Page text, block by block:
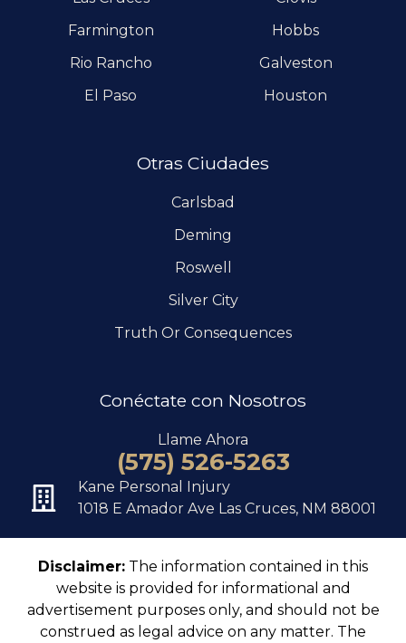
Farmington
Hobbs
Rio Rancho
Galveston
El Paso
Houston
Otras Ciudades
Carlsbad
Deming
Roswell
Silver City
Truth Or Consequences
Conéctate con Nosotros
Llame Ahora
(575) 526-5263
Kane Personal Injury
1018 E Amador Ave Las Cruces, NM 88001
Disclaimer: The information contained in this
website is provided for informational and
advertisement purposes only, and should not be
construed as legal advice on any matter. The